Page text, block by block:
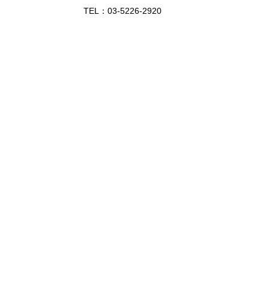
TEL：03-5226-2920